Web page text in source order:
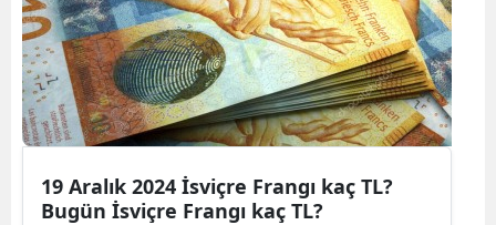
19 Aralık 2024 İsviçre Frangı kaç TL?
Bugün İsviçre Frangı kaç TL?